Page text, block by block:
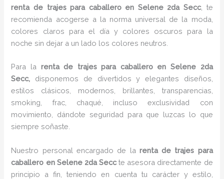
renta de trajes para caballero en Selene 2da Secc, te
recomienda acogerse a la norma universal de la moda,
colores claros para el día y colores oscuros para la
noche sin dejar a un lado los colores neutros.
Para la renta de trajes para caballero en Selene 2da
Secc, disponemos de
divertidos y elegantes diseños,
estilos clásicos, modernos, brillantes, transparencias,
smoking, frac, chaqué, incluso exclusividad con
movimiento, dándote seguridad para que luzcas lo que
siempre soñaste.
Nuestro personal encargado de la renta de trajes para
caballero en Selene 2da Seccte asesora directamente de
principio a fin, teniendo en cuenta tu carácter y estilo,